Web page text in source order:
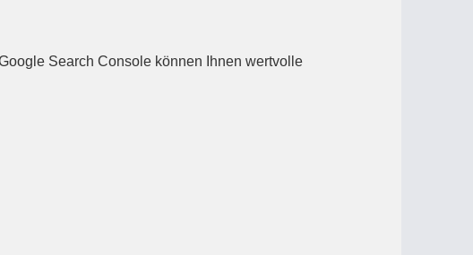
Search Console können Ihnen wertvolle